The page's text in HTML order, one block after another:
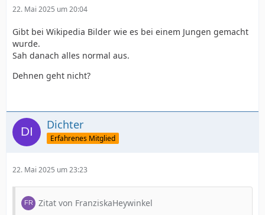
22. Mai 2025 um 20:04
Gibt bei Wikipedia Bilder wie es bei einem Jungen gemacht
wurde.
Sah danach alles normal aus.
Dehnen geht nicht?
Dichter
Erfahrenes Mitglied
22. Mai 2025 um 23:23
Zitat von FranziskaHeywinkel